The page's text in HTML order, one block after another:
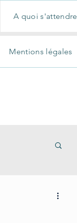
A quoi s'attendre
Mentions légales